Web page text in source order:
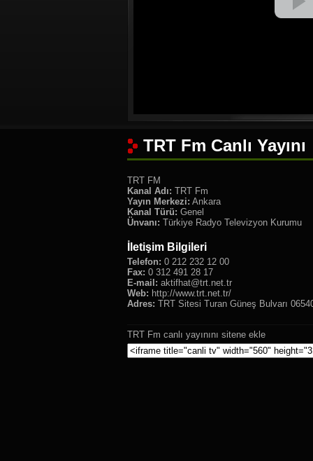
TRT Fm Canlı Yayını
TRT FM
Kanal Adı: TRT Fm
Yayın Merkezi: Ankara
Kanal Türü: Genel
Ünvanı: Türkiye Radyo Televizyon Kurumu
İletişim Bilgileri
Telefon: 0 212 232 12 00
Fax: 0 312 491 28 17
E-mail: aktifhat@trt.net.tr
Web: http://www.trt.net.tr/
Adres: TRT Sitesi Turan Güneş Bulvarı
TRT Fm canlı yayınını sitene ekle